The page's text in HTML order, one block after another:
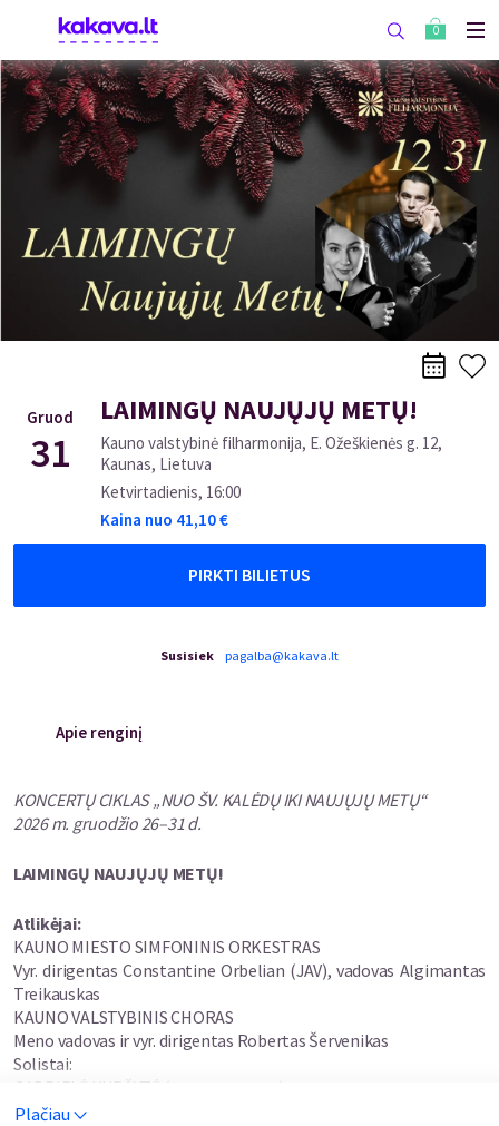
0
Gruod
31
LAIMINGŲ NAUJŲJŲ METŲ!
Kauno valstybinė filharmonija, E. Ožeškienės g. 12,
Kaunas, Lietuva
Ketvirtadienis, 16:00
Kaina nuo 41,10€
PIRKTI BILIETUS
Susisiek pagalba@kakava.lt
Apie renginį
KONCERTŲ CIKLAS „NUO ŠV. KALĖDŲ IKI NAUJŲJŲ METŲ“
2026 m. gruodžio 26–31 d.
LAIMINGŲ NAUJŲJŲ METŲ!
Atlikėjai:
KAUNO MIESTO SIMFONINIS ORKESTRAS
Vyr. dirigentas Constantine Orbelian (JAV), vadovas Algimantas
Treikauskas
KAUNO VALSTYBINIS CHORAS
Meno vadovas ir vyr. dirigentas Robertas Šervenikas
Solistai:
GABRIELĖ KUPŠYTĖ (mecosopranas)
KOSTAS SMORIGINAS (bosas-baritonas)
Plačiau